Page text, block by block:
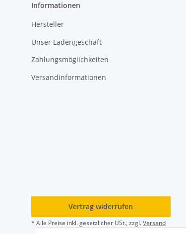
Informationen
Hersteller
Unser Ladengeschäft
Zahlungsmöglichkeiten
Versandinformationen
Vertrag widerrufen
* Alle Preise inkl. gesetzlicher USt., zzgl.Versand